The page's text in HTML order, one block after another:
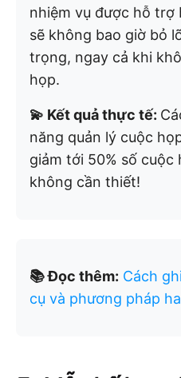
nhiệm vụ được hỗ trợ
sẽ không bao giờ bỏ
trọng, ngay cả khi
họp.
💫 Kết quả thực tế:
năng quản lý cuộc
giảm tới 50% số
không cần thiết!
📚 Đọc thêm: Cách
cụ và phương pháp